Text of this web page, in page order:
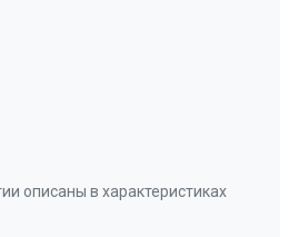
описаны в характеристиках